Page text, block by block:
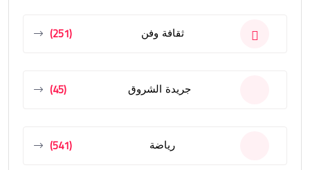
ثقافة وفن (251)
جريدة الشروق (45)
رياضة (541)